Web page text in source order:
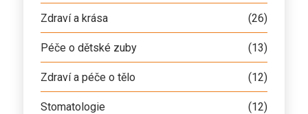
Zdraví a krása (26)
Péče o dětské zuby (13)
Zdraví a péče o tělo (12)
Stomatologie (12)